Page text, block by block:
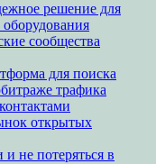
решение для
сообщества
для поиска
трафика
открытых
не потеряться в